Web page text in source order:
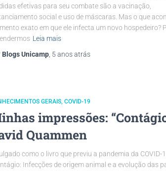
efetivas para seu combate são a vacinação,
social e uso de máscaras. Mas o que
exato em que ele infecta um novo hospedeiro?
Leia mais
Blogs Unicamp 5 anosatrás
GERAIS COVID-19
impressões:
Quammen
como o livro que previu a pandemia da COVID-
Infecções de origem animal e a evolução das